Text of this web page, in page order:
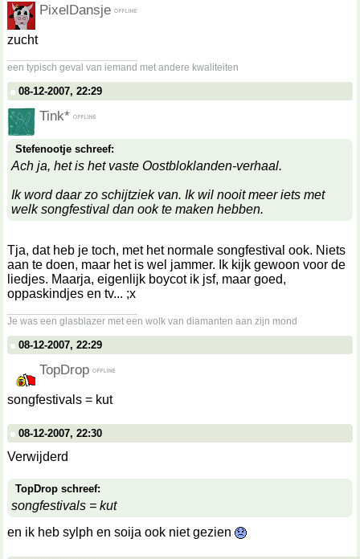
PixelDansje
zucht
een typisch geval van iemand met andere kwaliteiten
08-12-2007, 22:29
Tink*
Stefenootje schreef:
Ach ja, het is het vaste Oostbloklanden-verhaal.
Ik word daar zo schijtziek van. Ik wil nooit meer iets met
welk songfestival dan ook te maken hebben.
Tja, dat heb je toch, met het normale songfestival ook. Niets
aan te doen, maar het is wel jammer. Ik kijk gewoon voor de
liedjes. Maarja, eigenlijk boycot ik jsf, maar goed,
oppaskindjes en tv... ;x
Je was een glasblazer met een wolk van diamanten aan zijn mond
08-12-2007, 22:29
TopDrop
songfestivals = kut
08-12-2007, 22:30
Verwijderd
TopDrop schreef:
songfestivals = kut
en ik heb sylph en soija ook niet gezien